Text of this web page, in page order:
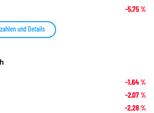
-5,75%
und Details
-1,64%
-2,07%
-2,28%